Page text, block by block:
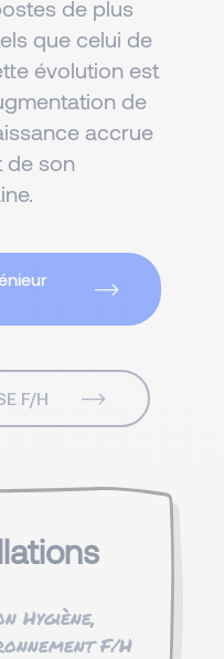
de plus
que celui de
évolution est
de
accrue
de son
F/H
Hygiène,
F/H